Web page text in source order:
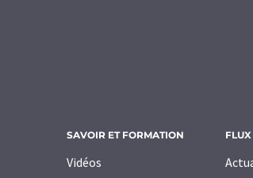
SAVOIR ET FORMATION
Vidéos